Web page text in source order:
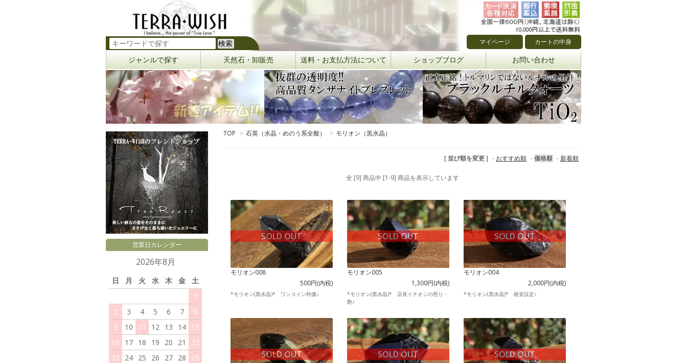
マイページ カートの中身
ジャンルで探す 天然石・卸販売 送料・お支払方法について ショップブログ お問い合わせ
TOP > 石英（水晶・めのう系全般） > モリオン（黒水晶）
[ 並び順を変更 ] - おすすめ順 -価格順 -新着順
全 [9] 商品中 [1-9] 商品を表示しています
モリオン008
500円(内税)
SOLD OUT
*モリオン(黒水晶)* ワンコイン特価♪
モリオン005
1,300円(内税)
SOLD OUT
*モリオン(黒水晶)* 店長イチオシの照り・
艶♪
モリオン004
2,000円(内税)
SOLD OUT
*モリオン(黒水晶)* 格安設定♪
SOLD OUT SOLD OUT SOLD OUT
営業日カレンダー
2026年8月
日 月 火 水 木 金
土
1
2
3 4 5 6 7
8
9
10 11 12 13 14
15
16
17 18 19 20 21
22
23
24 25 26 27 28
29